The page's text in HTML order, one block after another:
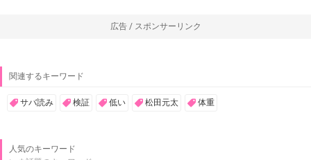
広告 / スポンサーリンク
関連するキーワード
サバ読み 検証 低い 松田元太 体重
人気のキーワード